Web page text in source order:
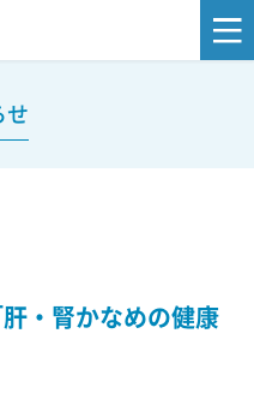
せ
・腎かなめの健康